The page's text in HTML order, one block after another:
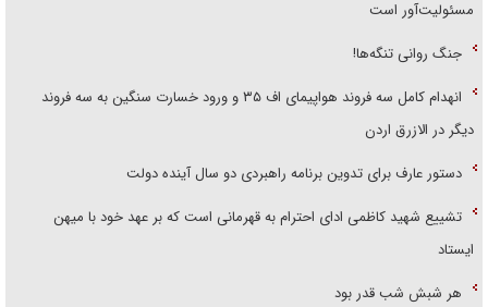
مسئولیت‌آور است
جنگ روانی تنگه‌ها!
انهدام کامل سه فروند هواپیمای اف ۳۵ و ورود خسارت سنگین به سه فروند
دیگر در الازرق اردن
دستور عارف برای تدوین برنامه راهبردی دو سال آینده دولت
تشییع شهید کاظمی ادای احترام به قهرمانی است که بر عهد خود با میهن
ایستاد
هر شبش شب قدر بود